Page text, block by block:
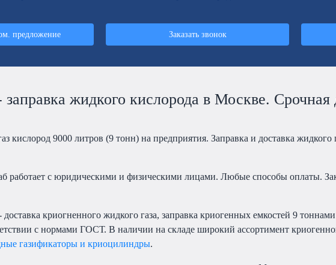
предложение Заказать звонок
заправка жидкого кислорода в Москве. Срочная
кислород 9000 литров (9 тонн) на предприятия. Заправка и доставка жидкого
работает с юридическими и физическими лицами. Любые способы оплаты.
криогненного жидкого газа, заправка криогенных емкостей 9
с нормами ГОСТ. В наличии на складе широкий ассортимент
газификаторы и криоцилиндры.